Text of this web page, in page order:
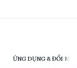
ỨNG DỤNG & ĐỔI